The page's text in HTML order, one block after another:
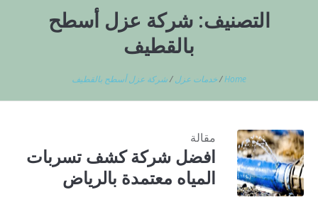
التصنيف:شركة عزل أسطح
بالقطيف
Home
/خدمات عزل /شركة عزل أسطح بالقطيف
مقالة
افضل شركة كشف تسربات
المياه معتمدة بالرياض